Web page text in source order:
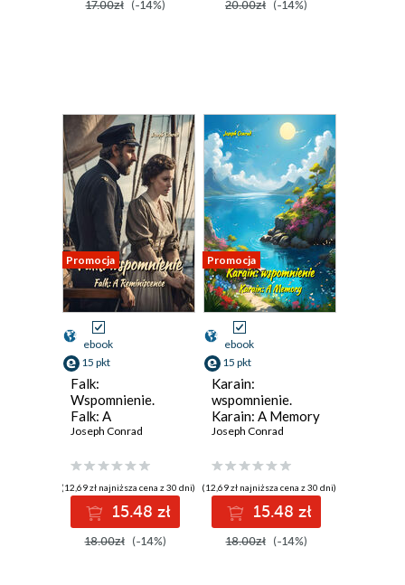
17.00zł (-14%) 20.00zł (-14%)
Promocja
ebook
15 pkt
Falk:
Wspomnienie.
Falk: A
Reminiscence
Joseph Conrad
(12,69 zł najniższa cena z 30 dni)
15.48 zł
18.00zł (-14%)
Promocja
ebook
15 pkt
Karain:
wspomnienie.
Karain: A Memory
Joseph Conrad
(12,69 zł najniższa cena z 30 dni)
15.48 zł
18.00zł (-14%)